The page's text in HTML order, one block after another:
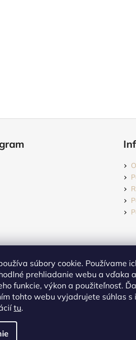
súbory cookie. Používame
prehliadanie webu a vďaka
funkcie, výkon a použiteľnosť.
tohto webu vyjadrujete súhlas s
tu.
Sledovať na Instagrame